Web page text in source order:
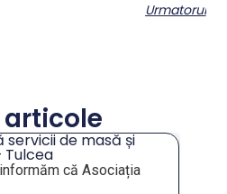
Urmatorul
de masă și
Tulcea
că Asociația